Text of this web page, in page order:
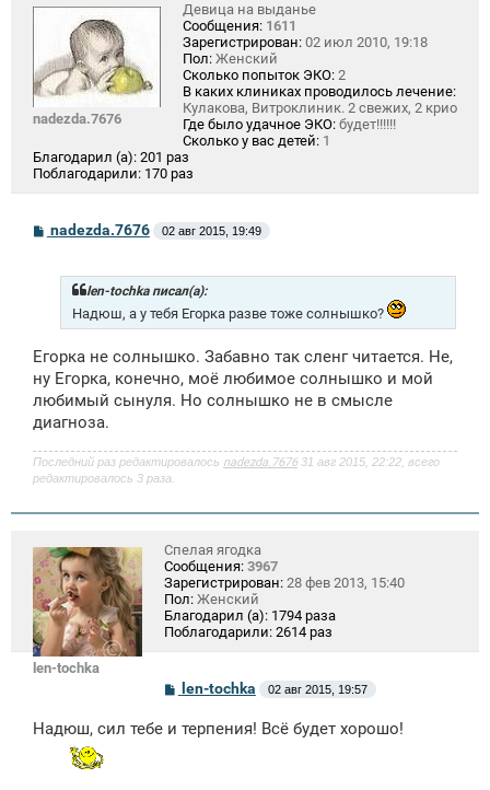
nadezda.7676
Девица на выданье
Сообщения: 1611
Зарегистрирован: 02 июл 2010, 19:18
Пол: Женский
Сколько попыток ЭКО: 2
В каких клиниках проводилось лечение:
Кулакова, Витроклиник. 2 свежих, 2 крио
Где было удачное ЭКО: будет!!!!!!
Сколько у вас детей: 1
Благодарил (а): 201 раз
Поблагодарили: 170 раз
С
е
nadezda.7676 02 авг 2015, 19:49
len-tochka писал(а):
Надюш, а у тебя Егорка разве тоже солнышко?
Егорка не солнышко. Забавно так сленг читается. Не,
ну Егорка, конечно, моё любимое солнышко и мой
любимый сынуля. Но солнышко не в смысле
диагноза.
Последний раз редактировалось nadezda.7676 31 авг 2015, 22:22, всего
редактировалось 3 раза.
len-tochka
Спелая ягодка
Сообщения: 3967
Зарегистрирован: 28 фев 2013, 15:40
Пол: Женский
Благодарил (а): 1794 раза
Поблагодарили: 2614 раз
С
б
len-tochka 02 авг 2015, 19:57
Надюш, сил тебе и терпения! Всё будет хорошо!